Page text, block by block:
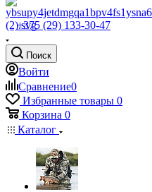
+375 (29) 133-30-47
Поиск
Войти
Сравнение0
Избранные товары 0
Корзина 0
Каталог